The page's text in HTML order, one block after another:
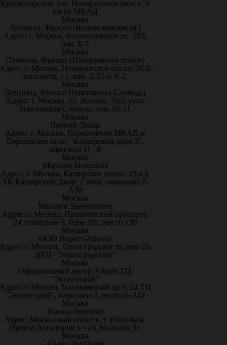
Красногорский р-н, Новорижское шоссе, 9
км от МКАД
Москва
Лепнина, Фрески (Волоколамское ш.)
Адрес: г. Москва, Волоколамское ш., 103,
пав. Б-7
Москва
Лепнина, Фрески (Новорижское шоссе)
г. Москва, Новорижское шоссе, 26-й
километр, с2, пав. Д-23 и А-2
Москва
Лепнина, Фрески (Павловская Слобода)
Адрес: г. Москва, ул. Ленина, 76/2, село
Павловская Слобода, пав. 19-21
Москва
Лепной Декор
Адрес: г. Москва, Пересечение МКАД и
Варшавское ш-се, "Каширский двор 3",
павильон П - 8
Москва
Магазин Holicolors
Адрес: г. Москва, Каширское шоссе, 19 к.1
ТК Каширский Двор, 2 этаж, павильон 2-
А30
Москва
Магазин Sherwinstore
Адрес: г. Москва, Нахимовский проспект,
24, павильон 3, блок 10с, место 130
Москва
ООО Паркет-Авeню
г. Москва, Ленинградское ш, дом 25.
ДТЦ "Ленинградский"
Москва
Официальный дилер Artpole ТЦ
"Экспострой"
г. Москва, Нахимовский пр-т, 24 ТЦ
"Экспострой", павильон 2, место № 143
Москва
Прима Лепнина
Адрес: Московская область, г. Подольск,
Проезд Авиаторов 1 «ТК Молоток 2»
Москва